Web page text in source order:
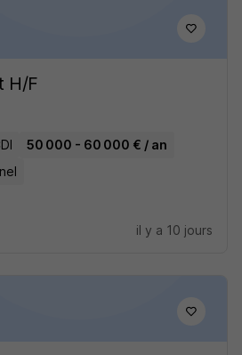
H/F
50 000 - 60 000 € / an
il y a 10 jours